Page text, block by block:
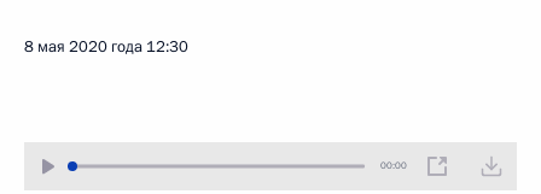
8 мая 2020 года 12:30
00:00